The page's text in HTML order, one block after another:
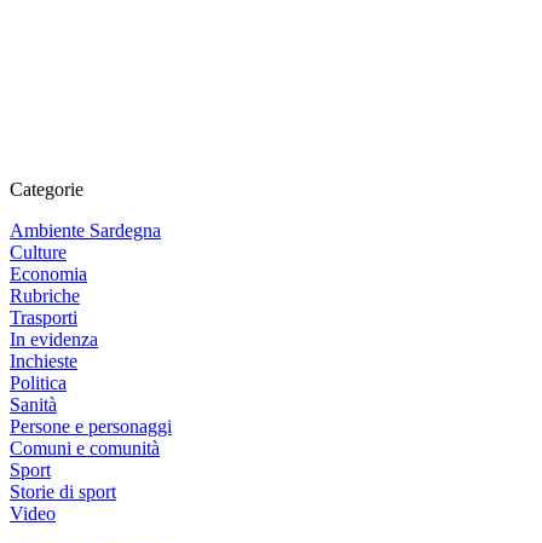
Categorie
Ambiente Sardegna
Culture
Economia
Rubriche
Trasporti
In evidenza
Inchieste
Politica
Sanità
Persone e personaggi
Comuni e comunità
Sport
Storie di sport
Video